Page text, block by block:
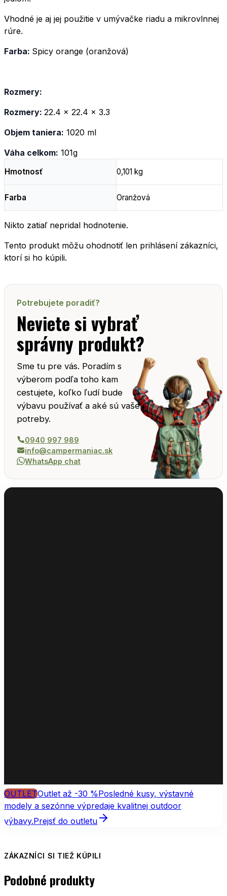
Vhodné je aj jej použitie v umývačke riadu a mikrovlnnej
rúre.
Farba: Spicy orange (oranžová)
Rozmery:
Rozmery: 22.4 x 22.4 x 3.3
Objem taniera: 1020 ml
Váha celkom: 101g
Hmotnosť 0,101 kg
Farba Oranžová
Nikto zatiaľ nepridal hodnotenie.
Tento produkt môžu ohodnotiť len prihlásení zákazníci,
ktorí si ho kúpili.
Potrebujete poradiť?
Neviete si vybrať
správny produkt?
Sme tu pre vás. Poradím s
výberom podľa toho kam
cestujete, koľko ľudí bude
výbavu používať a aké sú vaše
potreby.
0940 997 989
info@campermaniac.sk
WhatsApp chat
OUTLETOutlet až -30 %Posledné kusy, výstavné
modely a sezónne výpredaje kvalitnej outdoor
výbavy.Prejsť do outletu
ZÁKAZNÍCI SI TIEŽ KÚPILI
Podobné produkty